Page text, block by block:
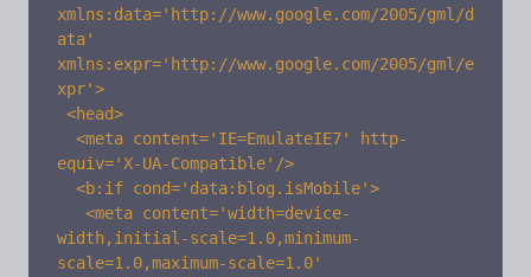
xmlns:data='http://www.google.com/2005/gml/d
ata'
xmlns:expr='http://www.google.com/2005/gml/e
xpr'>
equiv='X-UA-Compatible'/>
width,initial-scale=1.0,minimum-
scale=1.0,maximum-scale=1.0'